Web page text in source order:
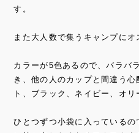
す。
また大人数で集うキャンプにオ
カラーが5色あるので、バラバ
き、他の人のカップと間違う
ト、ブラック、ネイビー、オリ
ひとつずつ小袋に入っている